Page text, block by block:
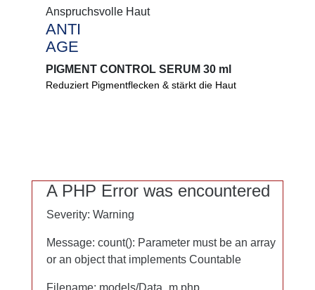
PEG
Mineralöl
Anspruchsvolle Haut
ANTI
AGE
PIGMENT CONTROL SERUM 30 ml
White Peony & Melazero® mindern
Mikroplastik
Silikone
Anspruchsvolle Haut
ANTI
AGE
PIGMENT CONTROL SERUM 30 ml
Reduziert Pigmentflecken & stärkt die Haut
A PHP Error was encountered
Severity: Warning
Message: count(): Parameter must be an array
or an object that implements Countable
Filename: models/Data_m.php
A PHP Error was encountered
Severity: Warning
Message: count(): Parameter must be an array
or an object that implements Countable
Filename: models/Data_m.php